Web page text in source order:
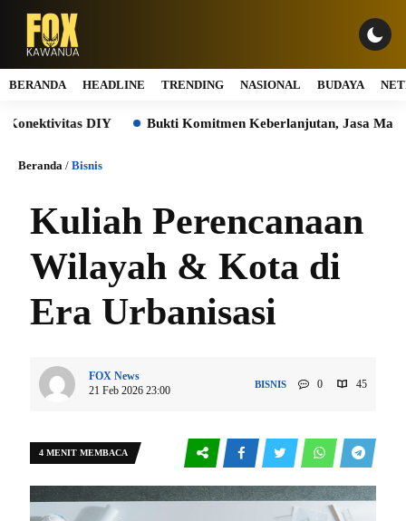
BERANDA HEADLINE TRENDING NASIONAL BUDAYA
Bukti Komitmen Keberlanjutan, Jasa Marga Raih
Beranda / Bisnis
Kuliah Perencanaan
Wilayah & Kota di
Era Urbanisasi
FOX News
21 Feb 2026 23:00
BISNIS 0 45
4 MENIT MEMBACA